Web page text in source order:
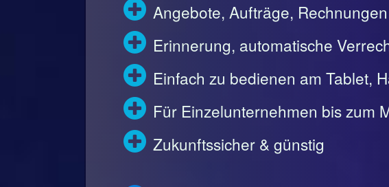
Angebote, Aufträge,
Erinnerung, automatische
Einfach zu bedienen am Tablet,
Für Einzelunternehmen bis zum
Zukunftssicher & günstig